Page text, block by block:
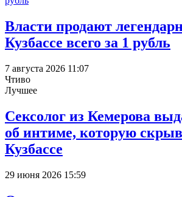
Власти продают
Кузбассе всего за 1 рубль
7 августа 2026 11:07
Чтиво
Лучшее
Сексолог из Кемерова
об интиме, которую
Кузбассе
29 июня 2026 15:59